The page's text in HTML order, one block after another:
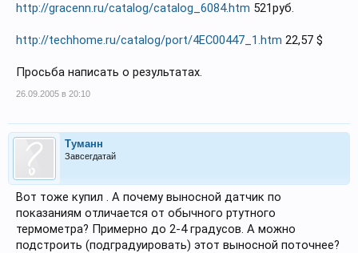
http://gracenn.ru/catalog/catalog_6084.htm 521руб.
http://techhome.ru/catalog/port/4EC00447_1.htm 22,57 $
Просьба написать о результатах.
26.09.2005 в 20:10
Туманн
Завсегдатай
Вот тоже купил . А почему выносной датчик по
показаниям отличается от обычного ртутного
термометра? Примерно до 2-4 градусов. А можно
подстроить (подградуировать) этот выносной поточнее?